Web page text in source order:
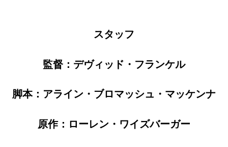
スタッフ
監督：デヴィッド・フランケル
脚本：アライン・ブロマッシュ・マッケンナ
原作：ローレン・ワイズバーガー